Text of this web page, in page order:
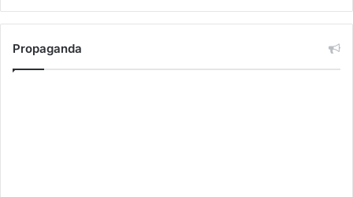
n
a
Propaganda